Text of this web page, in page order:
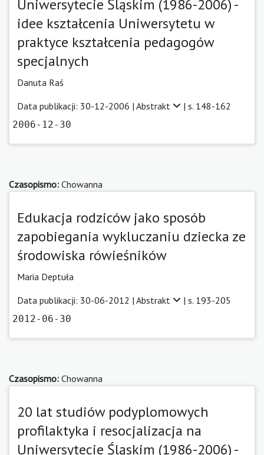
Uniwersytecie Śląskim (1986-2006) -
idee kształcenia Uniwersytetu w
praktyce kształcenia pedagogów
specjalnych
Danuta Raś
Data publikacji: 30-12-2006 | Abstrakt | s. 148-162
2006-12-30
Czasopismo: Chowanna
Edukacja rodziców jako sposób
zapobiegania wykluczaniu dziecka ze
środowiska rówieśników
Maria Deptuła
Data publikacji: 30-06-2012 | Abstrakt | s. 193-205
2012-06-30
Czasopismo: Chowanna
20 lat studiów podyplomowych
profilaktyka i resocjalizacja na
Uniwersytecie Śląskim (1986-2006) -